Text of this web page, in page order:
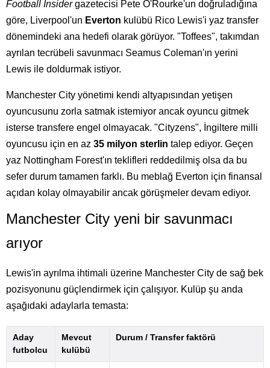
Football Insidergazetecisi Pete O'Rourke'un doğruladığına
göre, Liverpool'un Everton kulübü Rico Lewis'i yaz transfer
dönemindeki ana hedefi olarak görüyor. "Toffees", takımdan
ayrılan tecrübeli savunmacı Seamus Coleman'ın yerini
Lewis ile doldurmak istiyor.
Manchester City yönetimi kendi altyapısından yetişen
oyuncusunu zorla satmak istemiyor ancak oyuncu gitmek
isterse transfere engel olmayacak. "Cityzens", İngiltere milli
oyuncusu için en az 35 milyon sterlin talep ediyor. Geçen
yaz Nottingham Forest'ın teklifleri reddedilmiş olsa da bu
sefer durum tamamen farklı. Bu meblağ Everton için finansal
açıdan kolay olmayabilir ancak görüşmeler devam ediyor.
Manchester City yeni bir savunmacı
arıyor
Lewis'in ayrılma ihtimali üzerine Manchester City de sağ bek
pozisyonunu güçlendirmek için çalışıyor. Kulüp şu anda
aşağıdaki adaylarla temasta:
Aday
futbolcu
Mevcut
kulübü
Durum / Transfer faktörü